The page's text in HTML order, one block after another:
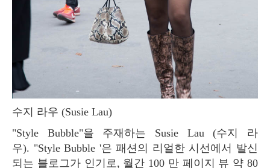
수지 라우 (Susie Lau)
"Style Bubble"을 주재하는 Susie Lau (수지 라
우). "Style Bubble '은 패션의 리얼한 시선에서 발신
되는 블로그가 인기로, 월간 100 만 페이지 뷰 약 80